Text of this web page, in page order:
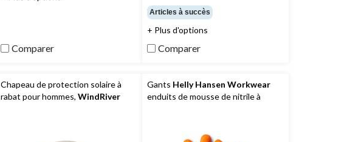
Comparer
Articles à succès
+ Plus d'options
Comparer
Chapeau de protection solaire à
rabat pour hommes, WindRiver
Gants Helly Hansen Workwear
enduits de mousse de nitrile à